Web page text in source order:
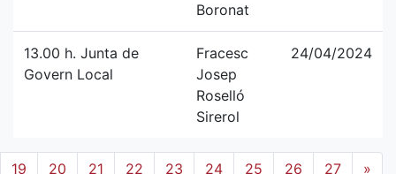
Boronat
13.00 h. Junta de
Govern Local
Fracesc
Josep
Roselló
Sirerol
24/04/2024
19 20 21 22 23 24 25 26 27 »